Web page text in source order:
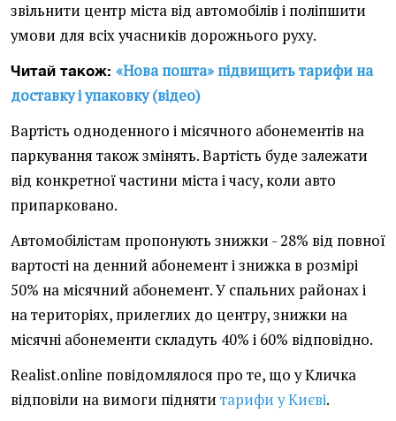
звільнити центр міста від автомобілів і поліпшити
умови для всіх учасників дорожнього руху.
Читай також: «Нова пошта» підвищить тарифи на
доставку і упаковку (відео)
Вартість одноденного і місячного абонементів на
паркування також змінять. Вартість буде залежати
від конкретної частини міста і часу, коли авто
припарковано.
Автомобілістам пропонують знижки - 28% від повної
вартості на денний абонемент і знижка в розмірі
50% на місячний абонемент. У спальних районах і
на територіях, прилеглих до центру, знижки на
місячні абонементи складуть 40% і 60% відповідно.
Realist.online повідомлялося про те, що у Кличка
відповіли на вимоги підняти тарифи у Києві.